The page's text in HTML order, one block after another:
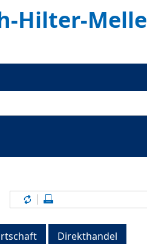
Hilter-Melle
Inhalte aktualisieren
Direkthandel